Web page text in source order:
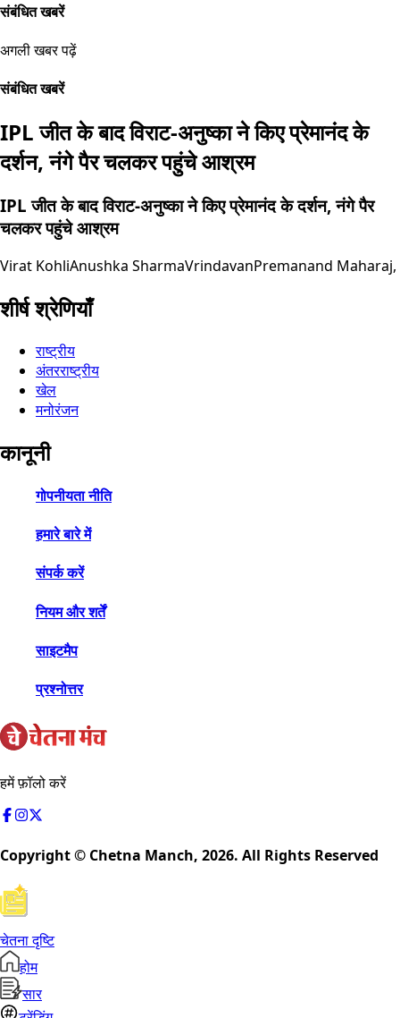
संबंधित खबरें
अगली खबर पढ़ें
संबंधित खबरें
IPL जीत के बाद विराट-अनुष्का ने किए प्रेमानंद के
दर्शन, नंगे पैर चलकर पहुंचे आश्रम
IPL जीत के बाद विराट-अनुष्का ने किए प्रेमानंद के दर्शन, नंगे पैर
चलकर पहुंचे आश्रम
Virat KohliAnushka SharmaVrindavanPremanand Maharaj,
शीर्ष श्रेणियाँ
राष्ट्रीय
अंतरराष्ट्रीय
खेल
मनोरंजन
कानूनी
गोपनीयता नीति
हमारे बारे में
संपर्क करें
नियम और शर्तें
साइटमैप
प्रश्नोत्तर
हमें फ़ॉलो करें
Copyright © Chetna Manch, 2026. All Rights Reserved
चेतना दृष्टि
होम
सार